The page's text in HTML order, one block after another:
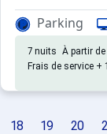
Appartement de
Parking
7 nuits À partir de
Frais de service +
18 19 20